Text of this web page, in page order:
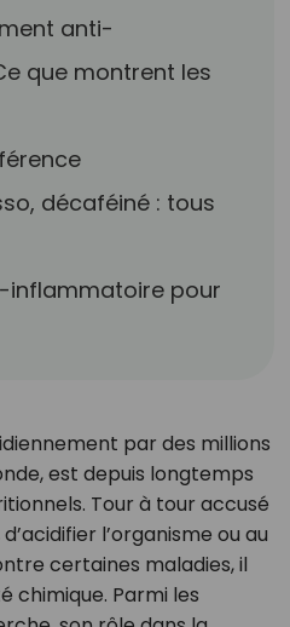
anti-
que montrent les
décaféiné : tous
inflammatoire pour
par des millions
est depuis longtemps
Tour à tour accusé
l’organisme ou au
certaines maladies, il
chimique. Parmi les